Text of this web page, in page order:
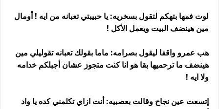
لوت فمها بتهكم لتقول بسخريه: يا حبيبتي تعبانه من ايه ! أومال
مين هينضف البيت ويعمل الأكل !
هب عمرو واقفا ليقول بصرامه: ماما بقولك تعبانه تقوليلي مين
هينضف ما ترحميها بقا هو انا كنت متجوز عشان أجبلكم خدامه
ولا ايه !
إتسعت عين نجاح وقالت بعصبيه: أنت ازاي تكلمني كده يا واد